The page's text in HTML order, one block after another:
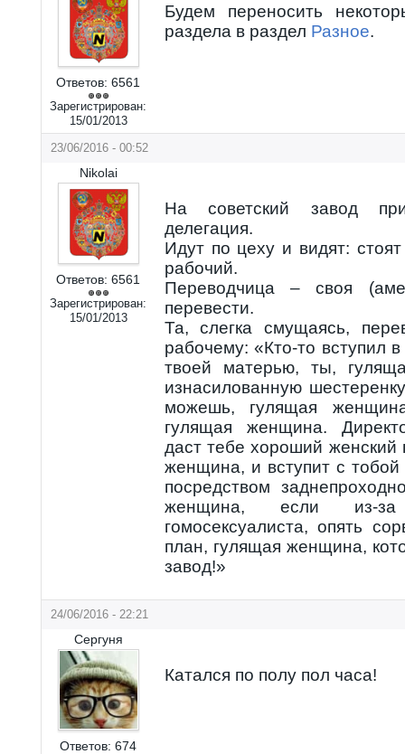
Ответов: 6561
Зарегистрирован:
15/01/2013
Будем переносить
раздела в раздел Разное.
23/06/2016 - 00:52
Nikolai
Ответов: 6561
Зарегистрирован:
15/01/2013
На советский завод
делегация.
Идут по цеху и видят:
рабочий.
Переводчица – своя
перевести.
Та, слегка смущаясь,
рабочему: «Кто-то вступил
твоей матерью, ты,
изнасилованную
можешь, гулящая
гулящая женщина.
даст тебе хороший женский
женщина, и вступит с
посредством
женщина, если из-за
гомоcекcуалиста, опять
план, гулящая женщина,
завод!»
24/06/2016 - 22:21
Сергуня
Ответов: 674
Катался по полу пол часа!